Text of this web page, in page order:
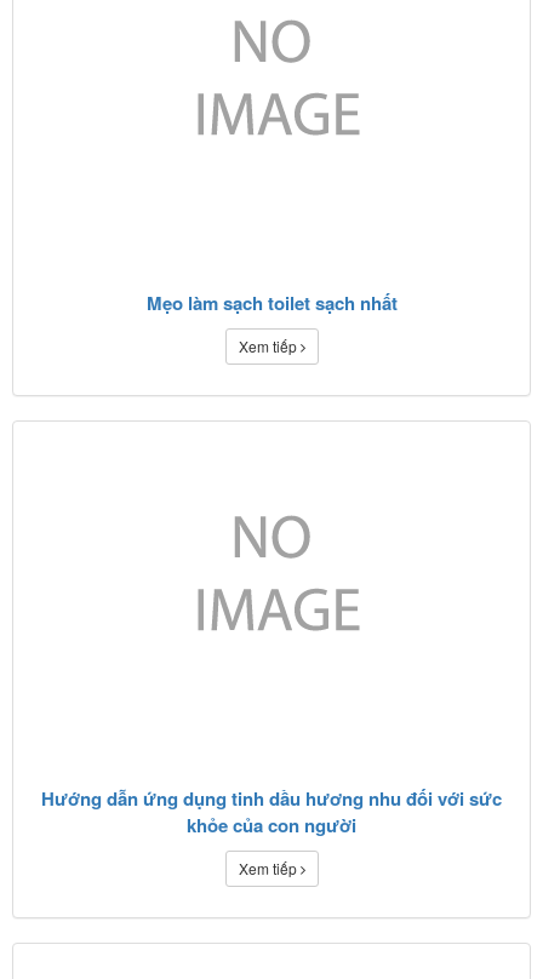
Mẹo làm sạch toilet sạch nhất
Xem tiếp
Hướng dẫn ứng dụng tinh dầu hương nhu đối với sức
khỏe của con người
Xem tiếp